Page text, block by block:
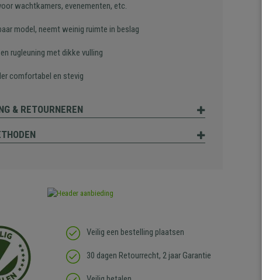
wachtkamers, evenementen, etc.
model, neemt weinig ruimte in beslag
rugleuning met dikke vulling
comfortabel en stevig
& RETOURNEREN
Veilig een bestelling plaatsen
30 dagen Retourrecht, 2 jaar Garantie